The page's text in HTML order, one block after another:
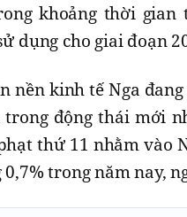
khoảng thời gian
dụng cho giai đoạn
nền kinh tế Nga
động thái mới
thứ 11 nhằm vào
trong năm nay,